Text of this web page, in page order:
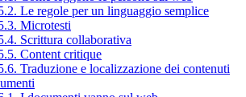
Le regole per un linguaggio semplice
Microtesti
Scrittura collaborativa
Content critique
Traduzione e localizzazione dei contenuti